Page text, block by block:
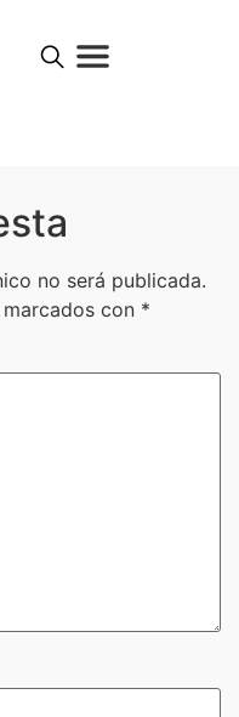
no será publicada.
con *